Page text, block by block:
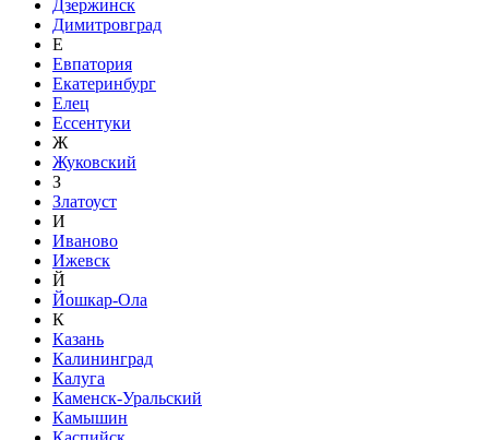
Дзержинск
Димитровград
Е
Евпатория
Екатеринбург
Елец
Ессентуки
Ж
Жуковский
З
Златоуст
И
Иваново
Ижевск
Й
Йошкар-Ола
К
Казань
Калининград
Калуга
Каменск-Уральский
Камышин